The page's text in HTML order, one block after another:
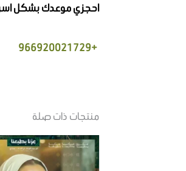
احجزي موعدك بشكل اسرع
+966920021729
منتجات ذات صلة